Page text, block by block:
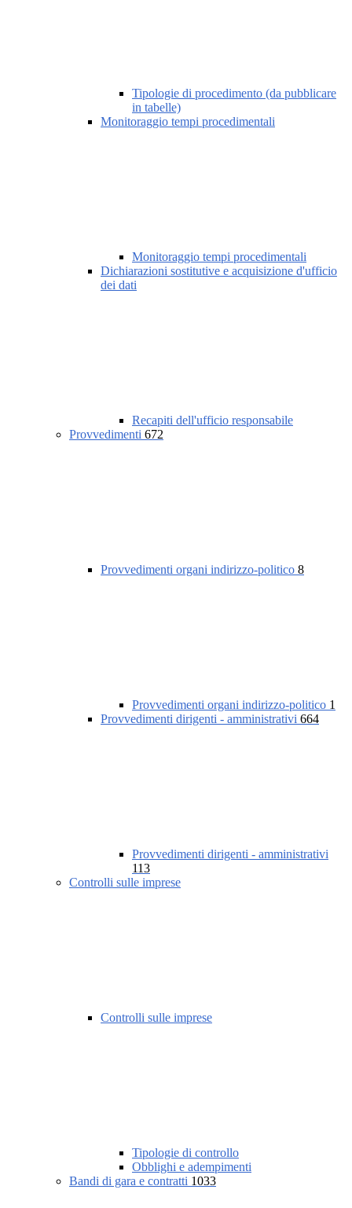
Tipologie di procedimento (da pubblicare
in tabelle)
Monitoraggio tempi procedimentali
Monitoraggio tempi procedimentali
Dichiarazioni sostitutive e acquisizione d'ufficio
dei dati
Recapiti dell'ufficio responsabile
Provvedimenti 672
Provvedimenti organi indirizzo-politico 8
Provvedimenti organi indirizzo-politico 1
Provvedimenti dirigenti - amministrativi 664
Provvedimenti dirigenti - amministrativi
113
Controlli sulle imprese
Controlli sulle imprese
Tipologie di controllo
Obblighi e adempimenti
Bandi di gara e contratti 1033